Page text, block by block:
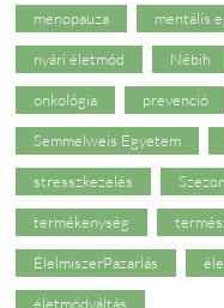
menopauza mentális
nyári életmód Nébih
onkológia prevenció
Semmelweis Egyetem
stresszkezelés
termékenység
ÉlelmiszerPazarlás
életmódváltás